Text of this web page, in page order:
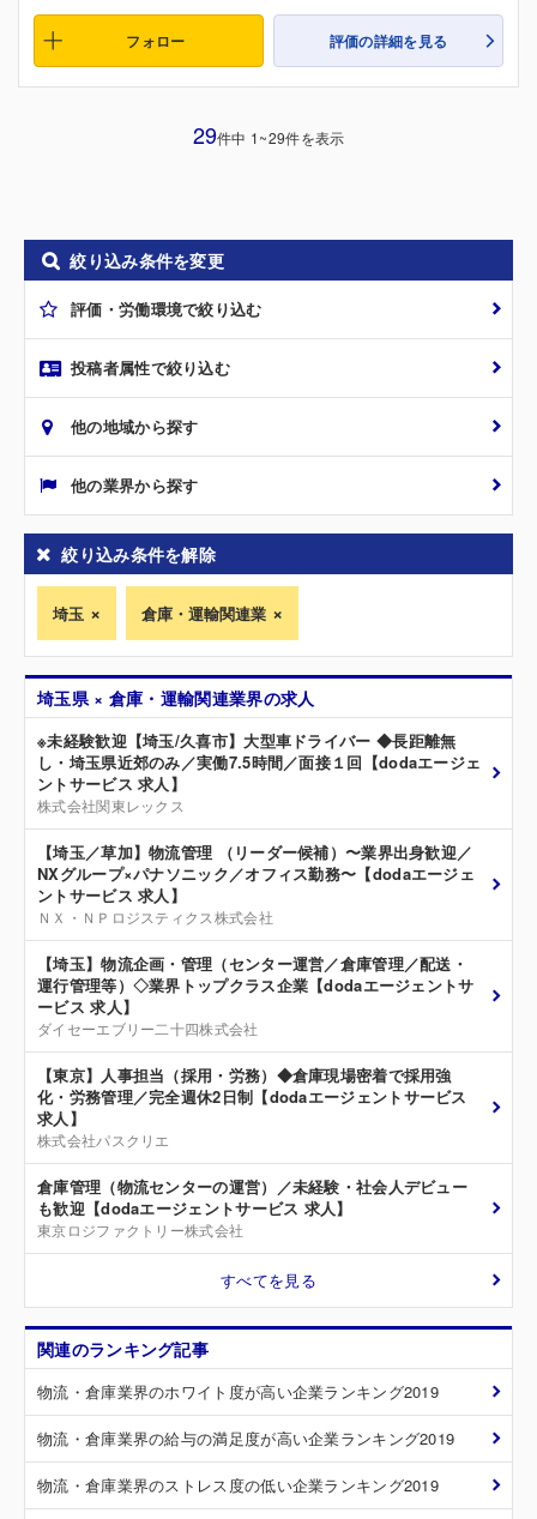
フォロー 評価の詳細を見る
29件中 1~29件を表示
絞り込み条件を変更
評価・労働環境で絞り込む
投稿者属性で絞り込む
他の地域から探す
他の業界から探す
絞り込み条件を解除
埼玉 倉庫・運輸関連業
埼玉県 × 倉庫・運輸関連業界の求人
※未経験歓迎【埼玉/久喜市】大型車ドライバー ◆長距離無
し・埼玉県近郊のみ／実働7.5時間／面接１回【dodaエージェ
ントサービス 求人】
株式会社関東レックス
【埼玉／草加】物流管理 （リーダー候補）〜業界出身歓迎／
NXグループ×パナソニック／オフィス勤務〜【dodaエージェ
ントサービス 求人】
ＮＸ・ＮＰロジスティクス株式会社
【埼玉】物流企画・管理（センター運営／倉庫管理／配送・
運行管理等）◇業界トップクラス企業【dodaエージェントサ
ービス 求人】
ダイセーエブリー二十四株式会社
【東京】人事担当（採用・労務）◆倉庫現場密着で採用強
化・労務管理／完全週休2日制【dodaエージェントサービス
求人】
株式会社パスクリエ
倉庫管理（物流センターの運営）／未経験・社会人デビュー
も歓迎【dodaエージェントサービス 求人】
東京ロジファクトリー株式会社
すべてを見る
関連のランキング記事
物流・倉庫業界のホワイト度が高い企業ランキング2019
物流・倉庫業界の給与の満足度が高い企業ランキング2019
物流・倉庫業界のストレス度の低い企業ランキング2019